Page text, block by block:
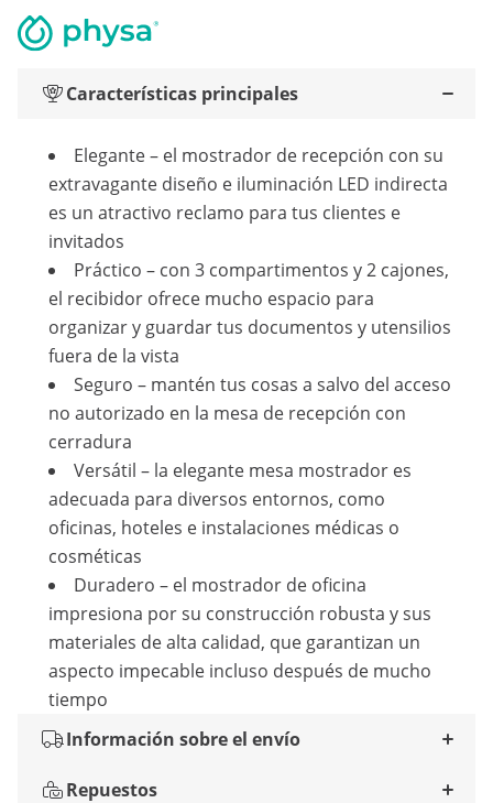
Características principales
Elegante – el mostrador de recepción con su
extravagante diseño e iluminación LED indirecta
es un atractivo reclamo para tus clientes e
invitados
Práctico – con 3 compartimentos y 2 cajones,
el recibidor ofrece mucho espacio para
organizar y guardar tus documentos y utensilios
fuera de la vista
Seguro – mantén tus cosas a salvo del acceso
no autorizado en la mesa de recepción con
cerradura
Versátil – la elegante mesa mostrador es
adecuada para diversos entornos, como
oficinas, hoteles e instalaciones médicas o
cosméticas
Duradero – el mostrador de oficina
impresiona por su construcción robusta y sus
materiales de alta calidad, que garantizan un
aspecto impecable incluso después de mucho
tiempo
Información sobre el envío
Repuestos